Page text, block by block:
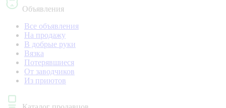
Объявления
Все объявления
На продажу
В добрые руки
Вязка
Потерявшиеся
От заводчиков
Из приютов